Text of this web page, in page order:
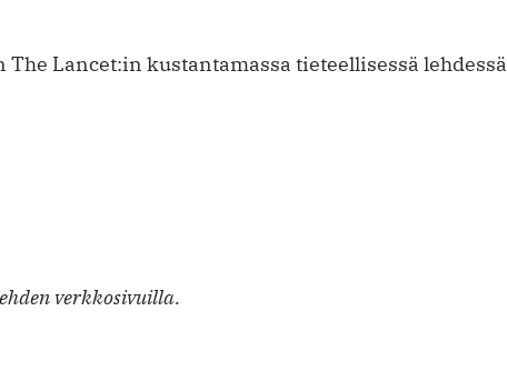
Lancet:in kustantamassa tieteellisessä lehdessä
verkkosivuilla.